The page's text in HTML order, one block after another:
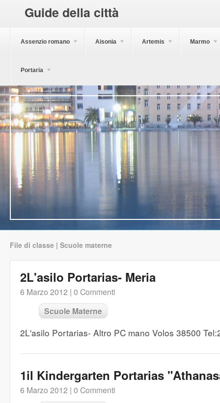
Guide della città
Assenzio romano Aisonia Artemis Marmo
Portaria
File di classe | Scuole materne
2L'asilo Portarias- Meria
6 Marzo 2012 | 0 Commenti
Scuole Materne
2L'asilo Portarias- Altro PC mano Volos 38500
1il Kindergarten Portarias
6 Marzo 2012 | 0 Commenti